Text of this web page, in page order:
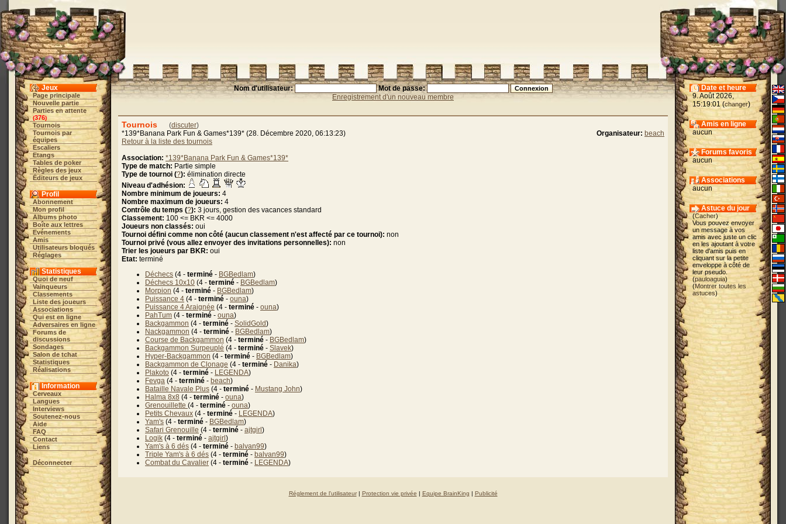
Jeux
Page principale
Nouvelle partie
Parties en attente
(376)
Tournois
Tournois par
équipes
Escaliers
Etangs
Tables de poker
Règles des jeux
Éditeurs de jeux
Profil
Abonnement
Mon profil
Albums photo
Boîte aux lettres
Evénements
Amis
Utilisateurs bloqués
Réglages
Statistiques
Quoi de neuf
Vainqueurs
Classements
Liste des joueurs
Associations
Qui est en ligne
Adversaires en ligne
Forums de
discussions
Sondages
Salon de tchat
Statistiques
Réalisations
Information
Cerveaux
Langues
Interviews
Soutenez-nous
Aide
FAQ
Contact
Liens
Déconnecter
Nom d'utilisateur:
Mot de passe:
Enregistrement d'un nouveau membre
Tournois (discuter)
Organisateur: beach
*139*Banana Park Fun & Games*139* (28. Décembre 2020, 06:13:23)
Retour à la liste des tournois
Association: *139*Banana Park Fun & Games*139*
Type de match: Partie simple
Type de tournoi (?): élimination directe
Niveau d'adhésion:
Nombre minimum de joueurs: 4
Nombre maximum de joueurs: 4
Contrôle du temps (?): 3 jours, gestion des vacances standard
Classement: 100 <= BKR <= 4000
Joueurs non classés: oui
Tournoi défini comme non côté (aucun classement n'est affecté par ce tournoi): non
Tournoi privé (vous allez envoyer des invitations personnelles): non
Trier les joueurs par BKR: oui
Etat: terminé
Déchecs (4 - terminé - BGBedlam)
Déchecs 10x10 (4 - terminé - BGBedlam)
Morpion (4 - terminé - BGBedlam)
Puissance 4 (4 - terminé - ouna)
Puissance 4 Araignée (4 - terminé - ouna)
PahTum (4 - terminé - ouna)
Backgammon (4 - terminé - SolidGold)
Nackgammon (4 - terminé - BGBedlam)
Course de Backgammon (4 - terminé - BGBedlam)
Backgammon Surpeuplé (4 - terminé - Slavek)
Hyper-Backgammon (4 - terminé - BGBedlam)
Backgammon de Clonage (4 - terminé - Danika)
Plakoto (4 - terminé - LEGENDA)
Fevga (4 - terminé - beach)
Bataille Navale Plus (4 - terminé - Mustang John)
Halma 8x8 (4 - terminé - ouna)
Grenouillette (4 - terminé - ouna)
Petits Chevaux (4 - terminé - LEGENDA)
Yam's (4 - terminé - BGBedlam)
Safari Grenouille (4 - terminé - ajtgirl )
Logik (4 - terminé - ajtgirl )
Yam's à 6 dés (4 - terminé - balvan99)
Triple Yam's à 6 dés (4 - terminé - balvan99)
Combat du Cavalier (4 - terminé - LEGENDA)
Réglement de l'utilisateur| Protection vie privée | Equipe BrainKing | Publicité
Date et heure
9. Août 2026,
15:19:01 (changer)
Amis en ligne
aucun
Forums favoris
aucun
Associations
aucun
Astuce du jour
(Cacher)
Vous pouvez envoyer
un message à vos
amis avec juste un clic
en les ajoutant à votre
liste d'amis puis en
cliquant sur la petite
enveloppe à côté de
leur pseudo.
(pauloaguia)
(Montrer toutes les
astuces)